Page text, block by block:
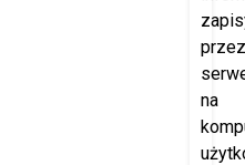
przez
na